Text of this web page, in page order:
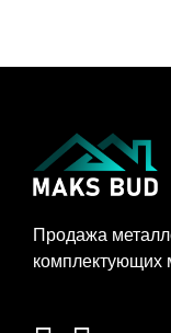
Продажа
комплектующих